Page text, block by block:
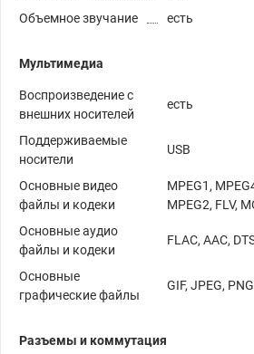
Объемное звучание
есть
Мультимедиа
Воспроизведение с
внешних носителей
есть
Поддерживаемые
носители
USB
Основные видео
файлы и кодеки
MPEG1,
MPEG2, FLV,
Основные аудио
файлы и кодеки
FLAC, AAC,
Основные
графические файлы
GIF, JPEG, PNG
Разъемы и коммутация